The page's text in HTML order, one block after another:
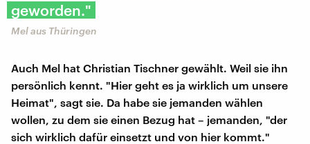
geworden."
Mel aus Thüringen
Auch Mel hat Christian Tischner gewählt. Weil sie ihn
persönlich kennt. "Hier geht es ja wirklich um unsere
Heimat", sagt sie. Da habe sie jemanden wählen
wollen, zu dem sie einen Bezug hat – jemanden, "der
sich wirklich dafür einsetzt und von hier kommt."